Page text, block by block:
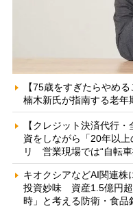
【75歳をすぎたらやめ
楠木新氏が指南する老
【クレジット決済代行
資をしながら「20年以
リ 営業現場では“自転
キオクシアなどAI関連株
投資妙味 資産1.5億円超
時」と考える防衛・食品